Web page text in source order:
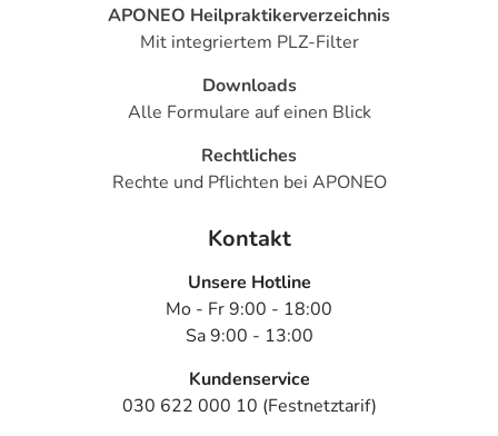
Überdosierung?
Es kann zu Überdosierungserscheinungen wie leichten
Kopfschmerzen kommen. Setzen Sie sich bei dem
Kleinkindern und älteren Menschen auf eine
gewissenhafte Dosierung. Im Zweifelsfalle fragen Sie
Ihren Arzt oder Apotheker nach etwaigen Auswirkungen
oder Vorsichtsmaßnahmen.
Eine vom Arzt verordnete Dosierung kann von den
Angaben der Packungsbeilage abweichen. Da der Arzt sie
APONEO Heilpraktikerverzeichnis
Mit integriertem PLZ-Filter
Downloads
Alle Formulare auf einen Blick
Rechtliches
Rechte und Pflichten bei APONEO
Kontakt
Unsere Hotline
Mo - Fr 9:00 - 18:00
Sa 9:00 - 13:00
Kundenservice
030 622 000 10 (Festnetztarif)